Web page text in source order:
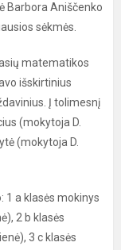
Barbora Aniščenko
sėkmės.
matematikos
išskirtinius
Į tolimesnį
(mokytoja D.
(mokytoja D.
1 a klasės mokinys
2 b klasės
3 c klasės